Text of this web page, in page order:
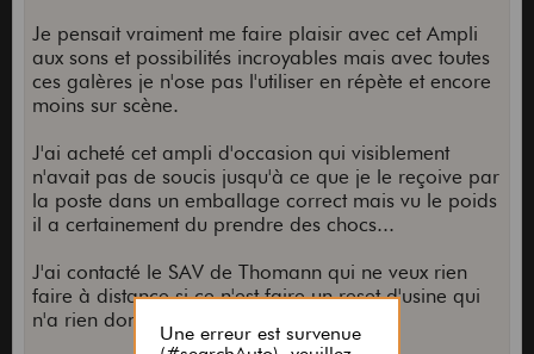
Je pensait vraiment me faire plaisir avec cet Ampli
aux sons et possibilités incroyables mais avec toutes
ces galères je n'ose pas l'utiliser en répète et encore
moins sur scène.
J'ai acheté cet ampli d'occasion qui visiblement
n'avait pas de soucis jusqu'à ce que je le reçoive par
la poste dans un emballage correct mais vu le poids
il a certainement du prendre des chocs...
J'ai contacté le SAV de Thomann qui ne veux rien
faire à distance si ce n'est faire un reset d'usine qui
n'a rien donné...